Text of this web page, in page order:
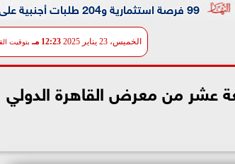
الخميس، 23 يناير 2025 12:23 مـ بتوقيت
عشر من معرض القاهرة الدولي